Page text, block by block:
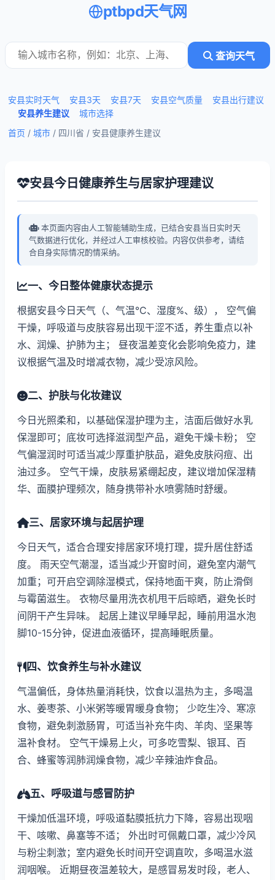
ptbpd天气网
查询天气
安县实时天气 安县3天 安县7天 安县空气质量
安县出行建议
安县养生建议
城市选择
首页 / 城市 / 四川省 / 安县健康养生建议
安县今日健康养生与居家护理建议
本页面内容由人工智能辅助生成，已结合安县当日实时天
气数据进行优化，并经过人工审核校验。内容仅供参考，请结
合自身实际情况酌情采纳。
一、今日整体健康状态提示
根据安县今日天气（、气温℃、湿度%、级）， 空气偏
干燥，呼吸道与皮肤容易出现干涩不适，养生重点以补
水、润燥、护肺为主； 昼夜温差变化会影响免疫力，建
议根据气温及时增减衣物，减少受凉风险。
二、护肤与化妆建议
今日光照柔和，以基础保湿护理为主，洁面后做好水乳
保湿即可；底妆可选择滋润型产品，避免干燥卡粉； 空
气偏湿润时可适当减少厚重护肤品，避免皮肤闷痘、出
油过多。 空气干燥，皮肤易紧绷起皮，建议增加保湿精
华、面膜护理频次，随身携带补水喷雾随时舒缓。
三、居家环境与起居护理
今日天气，适合合理安排居家环境打理，提升居住舒适
度。 雨天空气潮湿，适当减少开窗时间，避免室内潮气
加重；可开启空调除湿模式，保持地面干爽，防止滑倒
与霉菌滋生。 衣物尽量用洗衣机甩干后晾晒，避免长时
间阴干产生异味。 起居上建议早睡早起，睡前用温水泡
脚10-15分钟，促进血液循环，提高睡眠质量。
四、饮食养生与补水建议
气温偏低，身体热量消耗快，饮食以温热为主，多喝温
水、姜枣茶、小米粥等暖胃暖身食物； 少吃生冷、寒凉
食物，避免刺激肠胃，可适当补充牛肉、羊肉、坚果等
温补食材。 空气干燥易上火，可多吃雪梨、银耳、百
合、蜂蜜等润肺润燥食物，减少辛辣油炸食品。
五、呼吸道与感冒防护
干燥加低温环境，呼吸道黏膜抵抗力下降，容易出现咽
干、咳嗽、鼻塞等不适； 外出时可佩戴口罩，减少冷风
与粉尘刺激；室内避免长时间开空调直吹，多喝温水滋
润咽喉。 近期昼夜温差较大，是感冒易发时段，老人、